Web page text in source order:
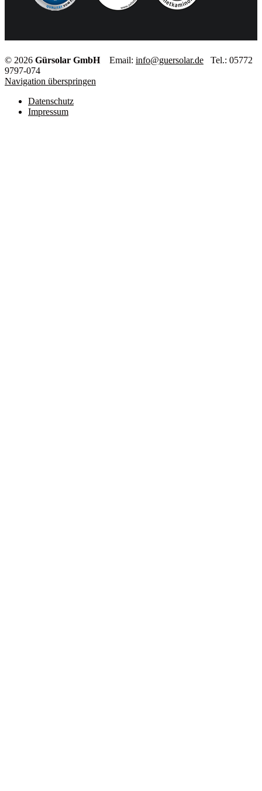
© 2026 Gürsolar GmbHEmail: info@guersolar.de Tel.: 05772
9797-074
Navigation überspringen
Datenschutz
Impressum